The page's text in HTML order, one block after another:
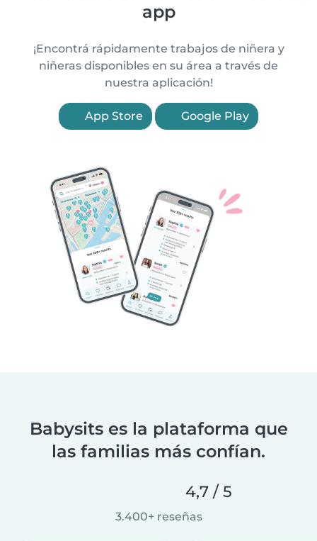
app
¡Encontrá rápidamente trabajos de niñera y
niñeras disponibles en su área a través de
nuestra aplicación!
App Store Google Play
Babysits es la plataforma que
las familias más confían.
4,7 / 5
3.400+ reseñas